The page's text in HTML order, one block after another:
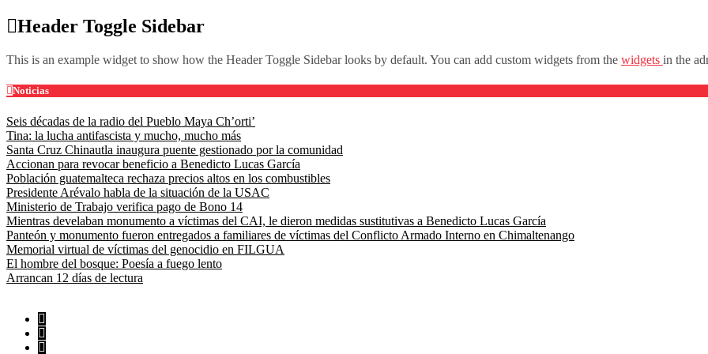
Skip
toHeader Toggle Sidebar
This is an example widget to show how the Header Toggle Sidebar looks by default. You can add custom widgets from the widgets in the
Noticias
Seis décadas de la radio del Pueblo Maya Ch’orti’
Tina: la lucha antifascista y mucho, mucho más
Santa Cruz Chinautla inaugura puente gestionado por la comunidad
Accionan para revocar beneficio a Benedicto Lucas García
Población guatemalteca rechaza precios altos en los combustibles
Presidente Arévalo habla de la situación de la USAC
Ministerio de Trabajo verifica pago de Bono 14
Mientras develaban monumento a víctimas del CAI, le dieron medidas sustitutivas a Benedicto Lucas García
Panteón y monumento fueron entregados a familiares de víctimas del Conflicto Armado Interno en Chimaltenango
Memorial virtual de víctimas del genocidio en FILGUA
El hombre del bosque: Poesía a fuego lento
Arrancan 12 días de lectura